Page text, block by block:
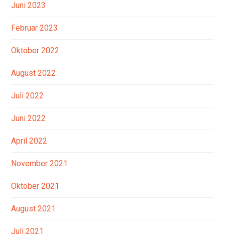
Juni 2023
Februar 2023
Oktober 2022
August 2022
Juli 2022
Juni 2022
April 2022
November 2021
Oktober 2021
August 2021
Juli 2021